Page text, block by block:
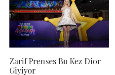
Zarif Prenses Bu Kez Dior
Giyiyor